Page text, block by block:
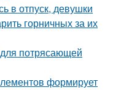
в отпуск, девушки
горничных за их
потрясающей
формирует